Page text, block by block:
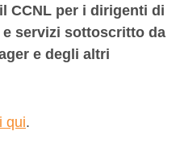
CCNL per i dirigenti di
servizi sottoscritto da
e degli altri
qui.